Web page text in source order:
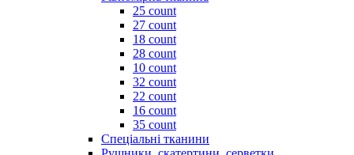
25 count
27 count
18 count
28 count
10 count
32 count
22 count
16 count
35 count
Спеціальні тканини